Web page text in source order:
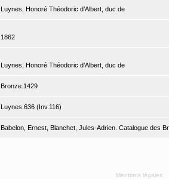
Luynes, Honoré Théodoric d’Albert, duc de
1862
Luynes, Honoré Théodoric d’Albert, duc de
Bronze.1429
Luynes.636 (Inv.116)
Babelon, Ernest, Blanchet, Jules-Adrien. Catalogue des
Mentions légales